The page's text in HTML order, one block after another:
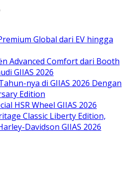
Global dari EV hingga
Advanced Comfort dari Booth
GIIAS 2026
nya di GIIAS 2026 Dengan
Edition
HSR Wheel GIIAS 2026
Classic Liberty Edition,
Davidson GIIAS 2026